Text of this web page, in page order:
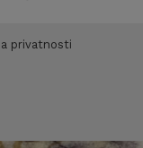
privatnosti